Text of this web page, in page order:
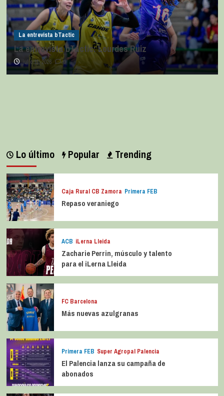
La entrevista bTactic
La entrevista bTactic: Lourdes Ruiz
julio 11, 2026 0
Lo último Popular Trending
Caja Rural CB Zamora Primera FEB
Repaso veraniego
ACB iLerna Lleida
Zacharie Perrin, músculo y talento
para el iLerna Lleida
FC Barcelona
Más nuevas azulgranas
Primera FEB Super Agropal Palencia
El Palencia lanza su campaña de
abonados